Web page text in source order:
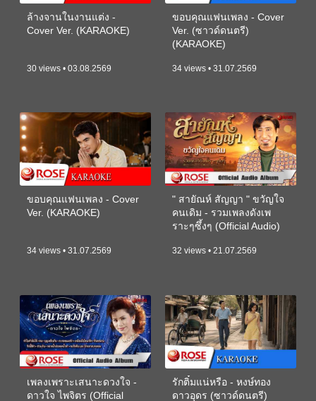
ล้างจานในงานแต่ง -
Cover Ver. (KARAOKE)
30 views • 03.08.2569
ขอบคุณแฟนเพลง - Cover
Ver. (ซาวด์ดนตรี)
(KARAOKE)
34 views • 31.07.2569
ขอบคุณแฟนเพลง - Cover
Ver. (KARAOKE)
34 views • 31.07.2569
" สายัณห์ สัญญา " ขวัญใจ
คนเดิม - รวมเพลงดังเพ
ราะๆซึ้งๆ (Official Audio)
32 views • 21.07.2569
เพลงเพราะเสนาะดวงใจ -
ดาวใจ ไพจิตร (Official
รักติ๋มแน่หรือ - หงษ์ทอง
ดาวอุดร (ซาวด์ดนตรี)